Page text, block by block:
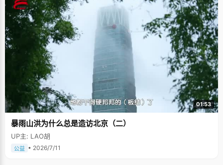
01:53
暴雨山洪为什么总是造访北京（二）
UP主: LAO胡
公益 • 2026/7/11